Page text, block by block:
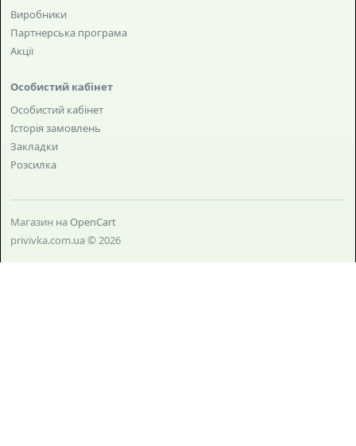
Виробники
Партнерська програма
Акції
Особистий кабінет
Особистий кабінет
Історія замовлень
Закладки
Розсилка
Магазин на OpenCart
privivka.com.ua © 2026